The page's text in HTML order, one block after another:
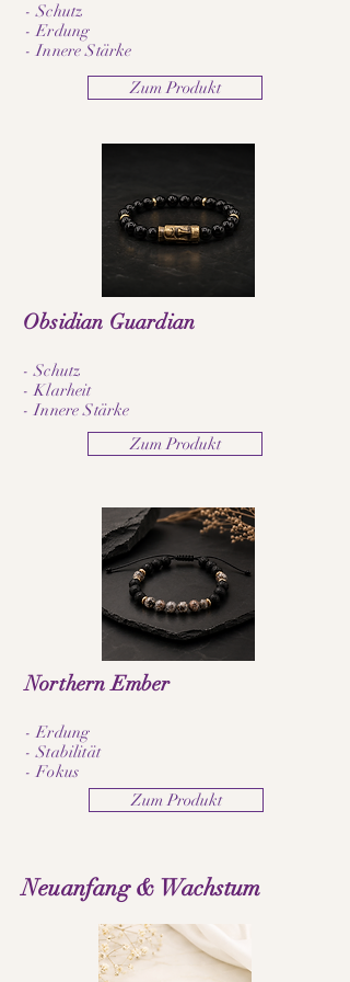
- Schutz
- Erdung
- Innere Stärke
Zum Produkt
Obsidian Guardian
- Schutz
- Klarheit
- Innere Stärke
Zum Produkt
Northern Ember
- Erdung
- Stabilität
- Fokus
Zum Produkt
Neuanfang & Wachstum